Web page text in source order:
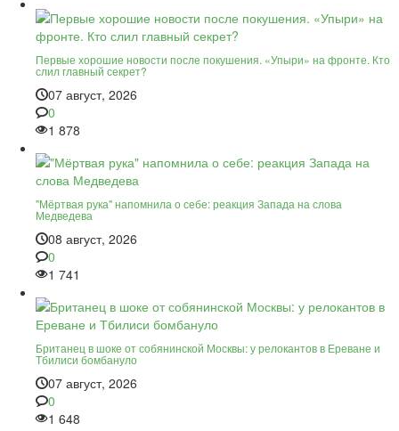
Первые хорошие новости после покушения. «Упыри» на фронте. Кто
слил главный секрет?
07 август, 2026
0
1 878
"Мёртвая рука" напомнила о себе: реакция Запада на слова
Медведева
08 август, 2026
0
1 741
Британец в шоке от собянинской Москвы: у релокантов в Ереване и
Тбилиси бомбануло
07 август, 2026
0
1 648